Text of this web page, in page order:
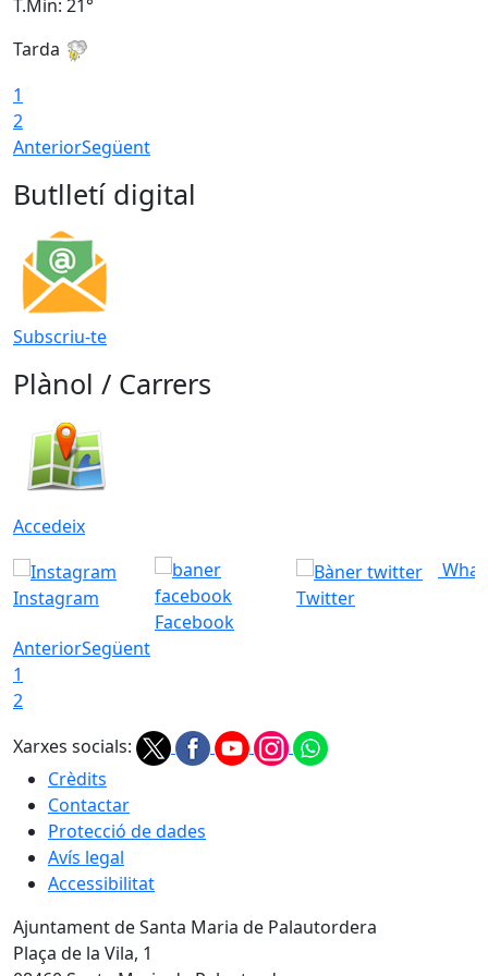
T.Min: 21°
Tarda
1
2
AnteriorSegüent
Butlletí digital
Subscriu-te
Plànol / Carrers
Accedeix
Instagram
Facebook
Twitter
AnteriorSegüent
1
2
Xarxes socials:
Crèdits
Contactar
Protecció de dades
Avís legal
Accessibilitat
Ajuntament de Santa Maria de Palautordera
Plaça de la Vila, 1